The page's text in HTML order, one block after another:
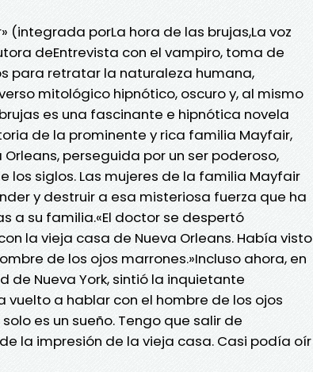
(integrada porLa hora de las brujas,La voz
deEntrevista con el vampiro, toma de
para retratar la naturaleza humana,
mitológico hipnótico, oscuro y, al mismo
es una fascinante e hipnótica novela
de la prominente y rica familia Mayfair,
perseguida por un ser poderoso,
los siglos. Las mujeres de la familia Mayfair
y destruir a esa misteriosa fuerza que ha
a su familia.«El doctor se despertó
la vieja casa de Nueva Orleans. Había visto
de los ojos marrones.»Incluso ahora, en
Nueva York, sintió la inquietante
a hablar con el hombre de los ojos
es un sueño. Tengo que salir de
la impresión de la vieja casa. Casi podía oír